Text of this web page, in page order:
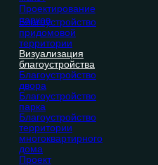
Благоустройство
придомовой
территории
Визуализация
благоустройства
Благоустройство
двора
Благоустройство
парка
Благоустройство
территории
многоквартирного
дома
Проект
Проектирование
парков